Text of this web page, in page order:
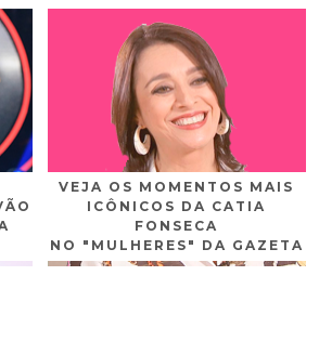
VEJA OS MOMENTOS MAIS
ICÔNICOS DA CATIA
FONSECA
NO "MULHERES" DA GAZETA